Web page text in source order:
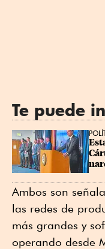
Te puede
Ambos son
las redes de
más grandes y
operando desde